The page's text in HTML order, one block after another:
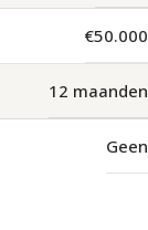
€50.000
12 maanden
Geen